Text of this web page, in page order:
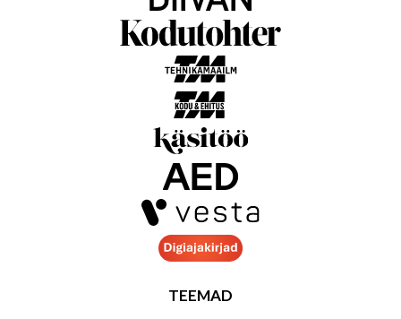
TEEMAD